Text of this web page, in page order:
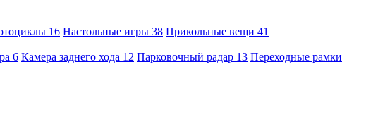
16 Настольные игры 38 Прикольные вещи 41
6 Камера заднего хода 12 Парковочный радар 13 Переходные рамки